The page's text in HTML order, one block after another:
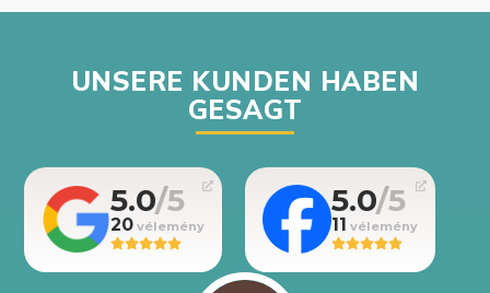
UNSERE KUNDEN HABEN
GESAGT
5.0
20
5.0
11